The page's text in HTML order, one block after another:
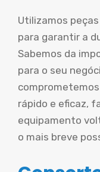
Utilizamos
para garantir a
Sabemos da
para o seu
rápido e eficaz,
equipamento
o mais breve